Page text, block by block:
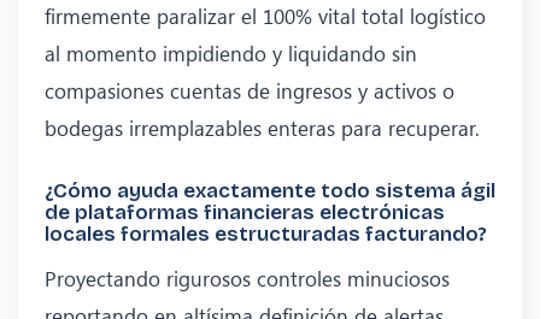
firmemente paralizar el 100% vital total logístico
al momento impidiendo y liquidando sin
compasiones cuentas de ingresos y activos o
bodegas irremplazables enteras para recuperar.
¿Cómo ayuda exactamente todo sistema ágil
de plataformas financieras electrónicas
locales formales estructuradas facturando?
Proyectando rigurosos controles minuciosos